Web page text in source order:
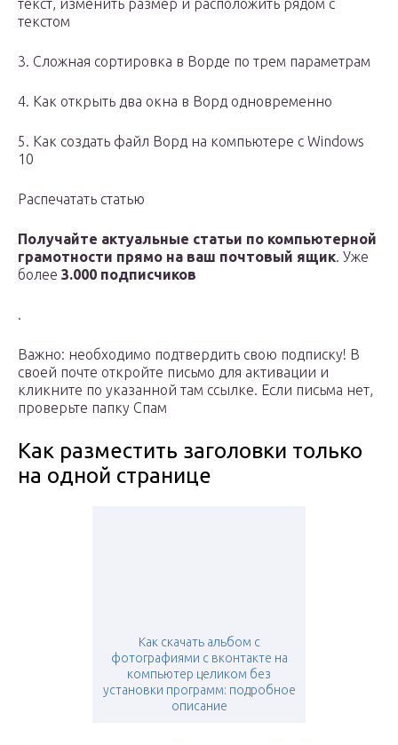
текст, изменить размер и расположить рядом с
текстом
3. Сложная сортировка в Ворде по трем параметрам
4. Как открыть два окна в Ворд одновременно
5. Как создать файл Ворд на компьютере с Windows
10
Распечатать статью
Получайте актуальные статьи по компьютерной
грамотности прямо на ваш почтовый ящик. Уже
более 3.000 подписчиков
.
Важно: необходимо подтвердить свою подписку! В
своей почте откройте письмо для активации и
кликните по указанной там ссылке. Если письма нет,
проверьте папку Спам
Как разместить заголовки только
на одной странице
Как скачать альбом с
фотографиями с вконтакте на
компьютер целиком без
установки программ: подробное
описание